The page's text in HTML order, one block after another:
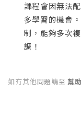
您將收到一
系統偵
點擊下方「確
課程會因無法
多學習的機會
制，能夠多次
調！
如有其他問題請至 幫